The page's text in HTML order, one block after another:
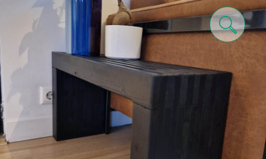
PROJECTEN
BLOG
SAMPLE SALE
Maatwerk aanvragen
Levering en Retour
Levertijden